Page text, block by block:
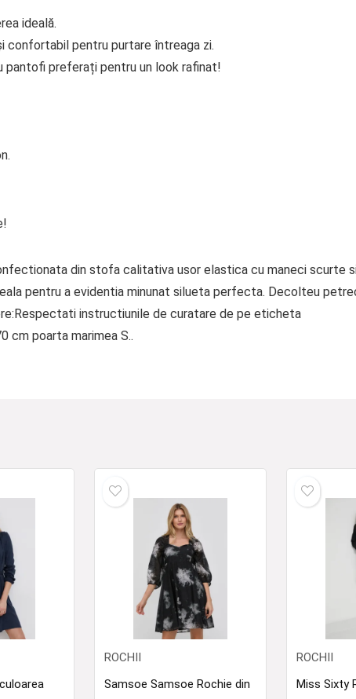
ideală.
confortabil pentru purtare întreaga zi.
pantofi preferați pentru un look rafinat!
din stofa calitativa usor elastica cu maneci scurte
pentru a evidentia minunat silueta perfecta. Decolteu
instructiunile de curatare de pe eticheta
cm poarta marimea S..
ROCHII
Samsoe Samsoe Rochie din
ROCHII
Miss Sixty